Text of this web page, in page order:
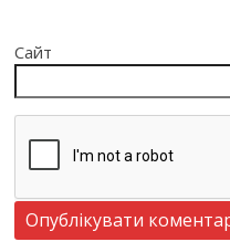
Сайт